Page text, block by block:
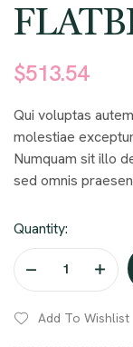
out of
based
$513.54
Qui voluptas
molestiae
Numquam sit illo
sed omnis
Quantity:
Add To Wishlist